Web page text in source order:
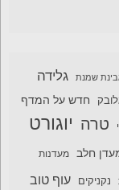
שמנת גלידה
חדש על המדף
טרה יוגורט
חלב מעדנות
נקניקים עוף טוב